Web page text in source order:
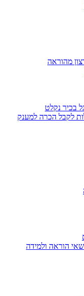
מהוראה
לקבל הכרה למענק
הוראה ולמידה